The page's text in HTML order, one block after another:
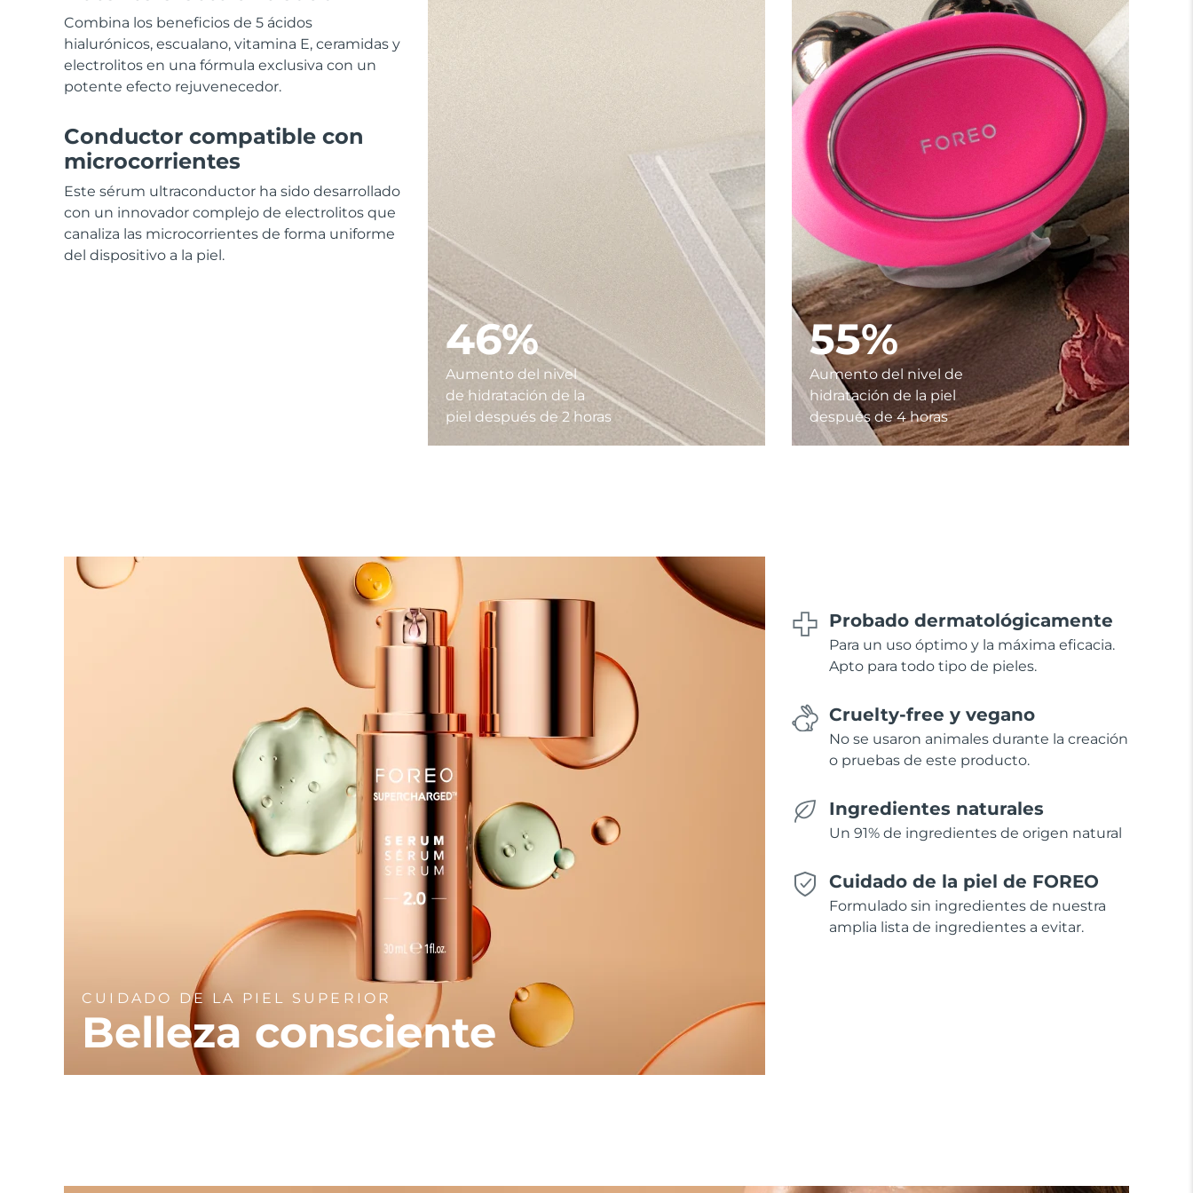
Combina los beneficios de 5 ácidos
hialurónicos, escualano, vitamina E, ceramidas y
electrolitos en una fórmula exclusiva con un
potente efecto rejuvenecedor.
Conductor compatible con
microcorrientes
Este sérum ultraconductor ha sido desarrollado
con un innovador complejo de electrolitos que
canaliza las microcorrientes de forma uniforme
del dispositivo a la piel.
46%
Aumento del nivel
de hidratación de la
piel después de 2 horas
55%
Aumento del nivel de
hidratación de la piel
después de 4 horas
CUIDADO DE LA PIEL SUPERIOR
Belleza consciente
Probado dermatológicamente
Para un uso óptimo y la máxima eficacia.
Apto para todo tipo de pieles.
Cruelty-free y vegano
No se usaron animales durante la creación
o pruebas de este producto.
Ingredientes naturales
Un 91% de ingredientes de origen natural
Cuidado de la piel de FOREO
Formulado sin ingredientes de nuestra
amplia lista de ingredientes a evitar.
Cuidado de la piel KIWI™
Advanced pore care essentials
Serum
For healthy hair
issa™ Teeth Whitening Gel
18% PAP
Cosméticos
Hombres
Comprar todo
FOREO APP